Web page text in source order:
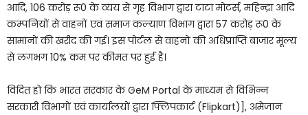
आदि, 106 करोड़ रू0 के व्यय से गृह विभाग द्वारा टाटा मोटर्स, महिन्द्रा आदि
कम्पनियों से वाहनों एवं समाज कल्याण विभाग द्वारा 57 करोड़ रू0 के
सामानों की खरीद की गई। इस पोर्टल से वाहनों की अधिप्राप्ति बाजार मूल्य
से लगभग 10% कम पर कीमत पर हुई है।
विदित हो कि भारत सरकार के GeM Portal के माध्यम से विभिन्न
सरकारी विभागों एवं कार्यालयों द्वारा फ्लिपकार्ट (Flipkart)], अमेजान